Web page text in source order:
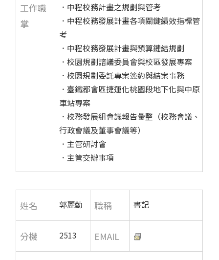
工作職
掌
．中程校務計畫之規劃與管考
．中程校務發展計畫各項關鍵績效指標管
考
．中程校務發展計畫與預算鏈結規劃
．校園規劃諮議委員會與校區發展專案
．校園規劃委託專案簽約與結案事務
．臺鐵都會區捷運化桃園段地下化與中原
車站專案
．校務發展組會議報告彙整（校務會議、
行政會議及董事會議等）
．主管研討會
．主管交辦事項
姓名 郭麗勤 職稱 書記
分機 2513 EMAIL